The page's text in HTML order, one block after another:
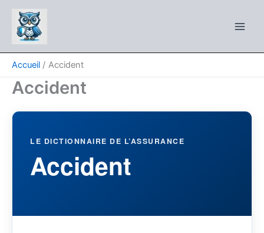
contenu
Accueil Accident
Accident
LE DICTIONNAIRE DE L’ASSURANCE
Accident